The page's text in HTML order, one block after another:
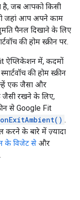
है, जब आपको किसी
जहां आप अपने काम
पैनल दिखाने के लिए
की होम स्क्रीन पर.
ऐप्लिकेशन में, कदमों
की होम स्क्रीन
एक जैसा और
जैसी रखने के लिए,
से Google Fit
onExitAmbient() .
करने के बारे में ज़्यादा
के विजेट से और